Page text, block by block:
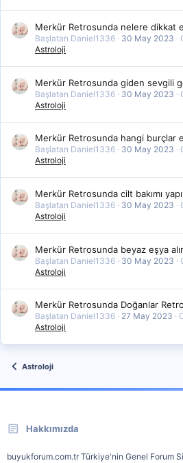
Merkür Retrosunda nelere dikkat
Başlatan Daniel1336 30 May 2023
Astroloji
Merkür Retrosunda giden sevgili
Başlatan Daniel1336 30 May 2023
Astroloji
Merkür Retrosunda hangi burçlar
Başlatan Daniel1336 30 May 2023
Astroloji
Merkür Retrosunda cilt bakımı
Başlatan Daniel1336 30 May 2023
Astroloji
Merkür Retrosunda beyaz eşya
Başlatan Daniel1336 30 May 2023
Astroloji
Merkür Retrosunda Doğanlar
Başlatan Daniel1336 27 May 2023
Astroloji
Astroloji
Hakkımızda
buyukforum.com.tr Türkiye'nin Genel Forum